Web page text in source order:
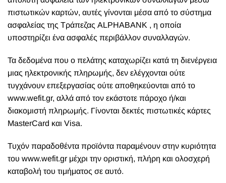
πιστωτικών καρτών, αυτές γίνονται μέσα από το σύστημα
ασφαλείας της Τράπεζας ALPHABANK , η οποία
υποστηρίζει ένα ασφαλές περιβάλλον συναλλαγών.
Τα δεδομένα που ο πελάτης καταχωρίζει κατά τη διενέργεια
μιας ηλεκτρονικής πληρωμής, δεν ελέγχονται ούτε
τυγχάνουν επεξεργασίας ούτε αποθηκεύονται από το
www.wefit.gr, αλλά από τον εκάστοτε πάροχο ή/και
διακομιστή πληρωμής. Γίνονται δεκτές πιστωτικές κάρτες
MasterCard και Visa.
Τυχόν παραδοθέντα προϊόντα παραμένουν στην κυριότητα
του www.wefit.gr μέχρι την οριστική, πλήρη και ολοσχερή
καταβολή του τιμήματος σε αυτό.